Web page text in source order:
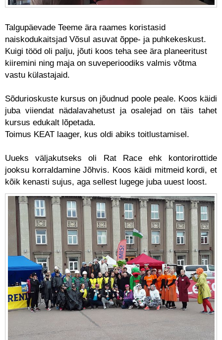
Talgupäevade Teeme ära raames koristasid
naiskodukaitsjad Võsul asuvat õppe- ja puhkekeskust.
Kuigi tööd oli palju, jõuti koos teha see ära planeeritust
kiiremini ning maja on suveperioodiks valmis võtma
vastu külastajaid.
Sõdurioskuste kursus on jõudnud poole peale. Koos käidi
juba viiendat nädalavahetust ja osalejad on täis tahet
kursus edukalt lõpetada.
Toimus KEAT laager, kus oldi abiks toitlustamisel.
Uueks väljakutseks oli Rat Race ehk kontorirottide
jooksu korraldamine Jõhvis. Koos käidi mitmeid kordi, et
kõik kenasti sujus, aga sellest lugege juba uuest loost.